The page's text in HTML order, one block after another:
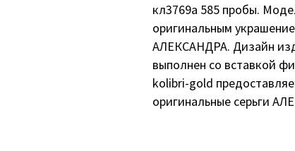
кл3769а 585 пробы.
оригинальным
АЛЕКСАНДРА. Дизайн
выполнен со вставкой
kolibri-gold
оригинальные серьги